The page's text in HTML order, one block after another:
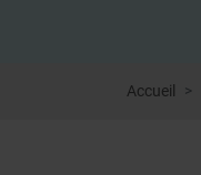
Accueil